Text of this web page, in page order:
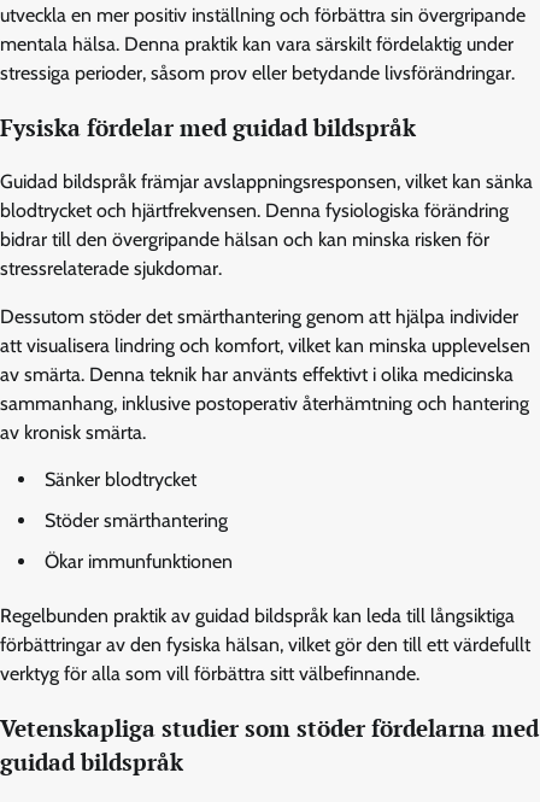
utveckla en mer positiv inställning och förbättra sin övergripande
mentala hälsa. Denna praktik kan vara särskilt fördelaktig under
stressiga perioder, såsom prov eller betydande livsförändringar.
Fysiska fördelar med guidad bildspråk
Guidad bildspråk främjar avslappningsresponsen, vilket kan sänka
blodtrycket och hjärtfrekvensen. Denna fysiologiska förändring
bidrar till den övergripande hälsan och kan minska risken för
stressrelaterade sjukdomar.
Dessutom stöder det smärthantering genom att hjälpa individer
att visualisera lindring och komfort, vilket kan minska upplevelsen
av smärta. Denna teknik har använts effektivt i olika medicinska
sammanhang, inklusive postoperativ återhämtning och hantering
av kronisk smärta.
Sänker blodtrycket
Stöder smärthantering
Ökar immunfunktionen
Regelbunden praktik av guidad bildspråk kan leda till långsiktiga
förbättringar av den fysiska hälsan, vilket gör den till ett värdefullt
verktyg för alla som vill förbättra sitt välbefinnande.
Vetenskapliga studier som stöder fördelarna med
guidad bildspråk